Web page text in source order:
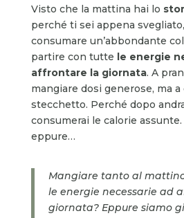
Visto che la mattina hai lo
perché ti sei appena
consumare un’abbondante
partire con tutte le energie
affrontare la giornata. A
mangiare dosi generose, ma
stecchetto. Perché dopo
consumerai le calorie
eppure…
Mangiare tanto al
le energie necessarie ad
giornata? Eppure siamo